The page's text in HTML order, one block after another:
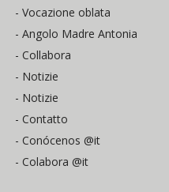
- Vocazione oblata
- Angolo Madre Antonia
- Collabora
- Notizie
- Notizie
- Contatto
- Conócenos @it
- Colabora @it